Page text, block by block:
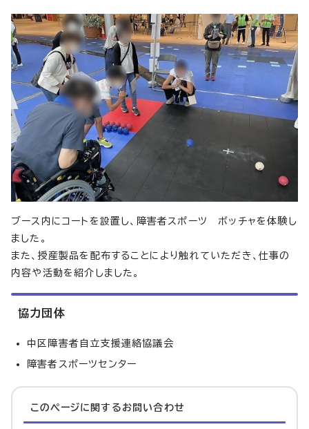
ブース内にコートを設置し、障害者スポーツ ボッチャを体験し
ました。
また、授産製品を配布することにより触れていただき、仕事の
内容や活動を紹介しました。
協力団体
中区障害者自立支援連絡協議会
障害者スポーツセンター
このページに関する お問い合わせ